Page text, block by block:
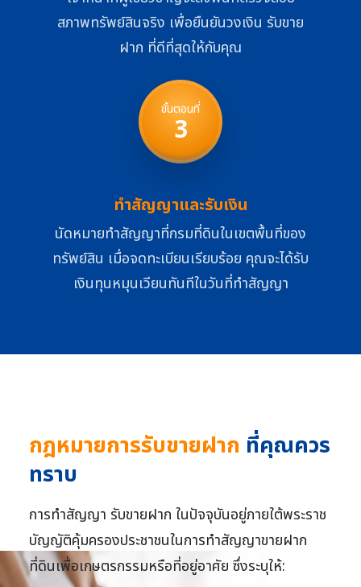
สภาพทรัพย์สินจริง เพื่อยืนยันวงเงิน รับขาย
ฝาก ที่ดีที่สุดให้กับคุณ
ขั้นตอนที่
3
ทำสัญญาและรับเงิน
นัดหมายทำสัญญาที่กรมที่ดินในเขตพื้นที่ของ
ทรัพย์สิน เมื่อจดทะเบียนเรียบร้อย คุณจะได้รับ
เงินทุนหมุนเวียนทันทีในวันที่ทำสัญญา
กฎหมายการรับขายฝาก ที่คุณควร
ทราบ
การทำสัญญา รับขายฝาก ในปัจจุบันอยู่ภายใต้พระราช
บัญญัติคุ้มครองประชาชนในการทำสัญญาขายฝาก
ที่ดินเพื่อเกษตรกรรมหรือที่อยู่อาศัย ซึ่งระบุให้: